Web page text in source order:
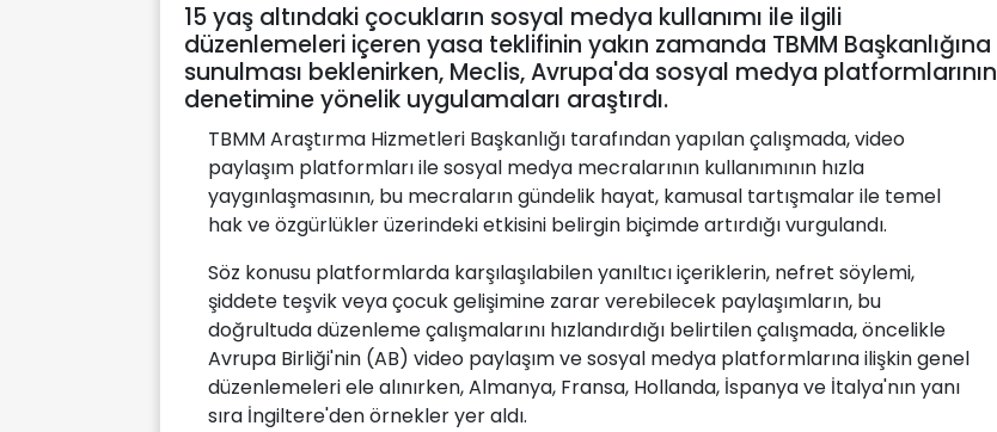
15 yaş altındaki çocukların sosyal medya kullanımı ile ilgili
düzenlemeleri içeren yasa teklifinin yakın zamanda TBMM Başkanlığına
sunulması beklenirken, Meclis, Avrupa'da sosyal medya platformlarının
denetimine yönelik uygulamaları araştırdı.
TBMM Araştırma Hizmetleri Başkanlığı tarafından yapılan çalışmada, video
paylaşım platformları ile sosyal medya mecralarının kullanımının hızla
yaygınlaşmasının, bu mecraların gündelik hayat, kamusal tartışmalar ile temel
hak ve özgürlükler üzerindeki etkisini belirgin biçimde artırdığı vurgulandı.
Söz konusu platformlarda karşılaşılabilen yanıltıcı içeriklerin, nefret söylemi,
şiddete teşvik veya çocuk gelişimine zarar verebilecek paylaşımların, bu
doğrultuda düzenleme çalışmalarını hızlandırdığı belirtilen çalışmada, öncelikle
Avrupa Birliği'nin (AB) video paylaşım ve sosyal medya platformlarına ilişkin genel
düzenlemeleri ele alınırken, Almanya, Fransa, Hollanda, İspanya ve İtalya'nın yanı
sıra İngiltere'den örnekler yer aldı.